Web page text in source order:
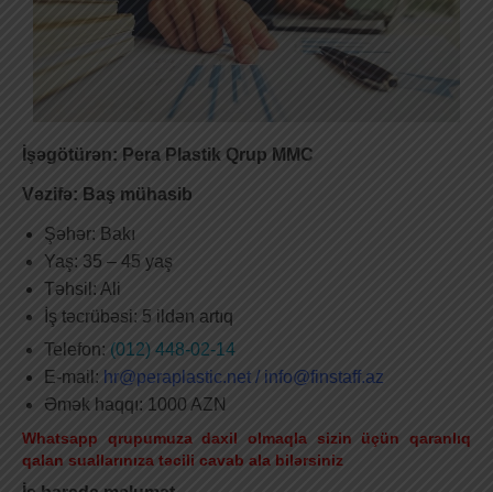
İşəgötürən: Pera Plastik Qrup MMC
Vəzifə: Baş mühasib
Şəhər: Bakı
Yaş: 35 – 45 yaş
Təhsil: Ali
İş təcrübəsi: 5 ildən artıq
Telefon: (012) 448-02-14
E-mail: hr@peraplastic.net / info@finstaff.az
Əmək haqqı: 1000 AZN
Whatsapp qrupumuza daxil olmaqla sizin üçün qaranlıq
qalan suallarınıza təcili cavab ala bilərsiniz